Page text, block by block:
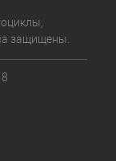
защищены.